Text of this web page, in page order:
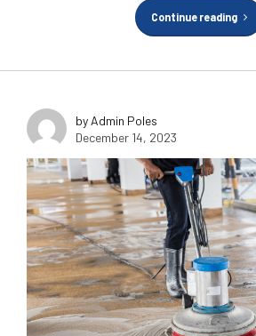
Continue reading
by Admin Poles
December 14, 2023